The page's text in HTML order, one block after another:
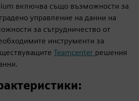
включва също възможности за
управление на данни на
за сътрудничество от
инструменти за
Teamcenter решения